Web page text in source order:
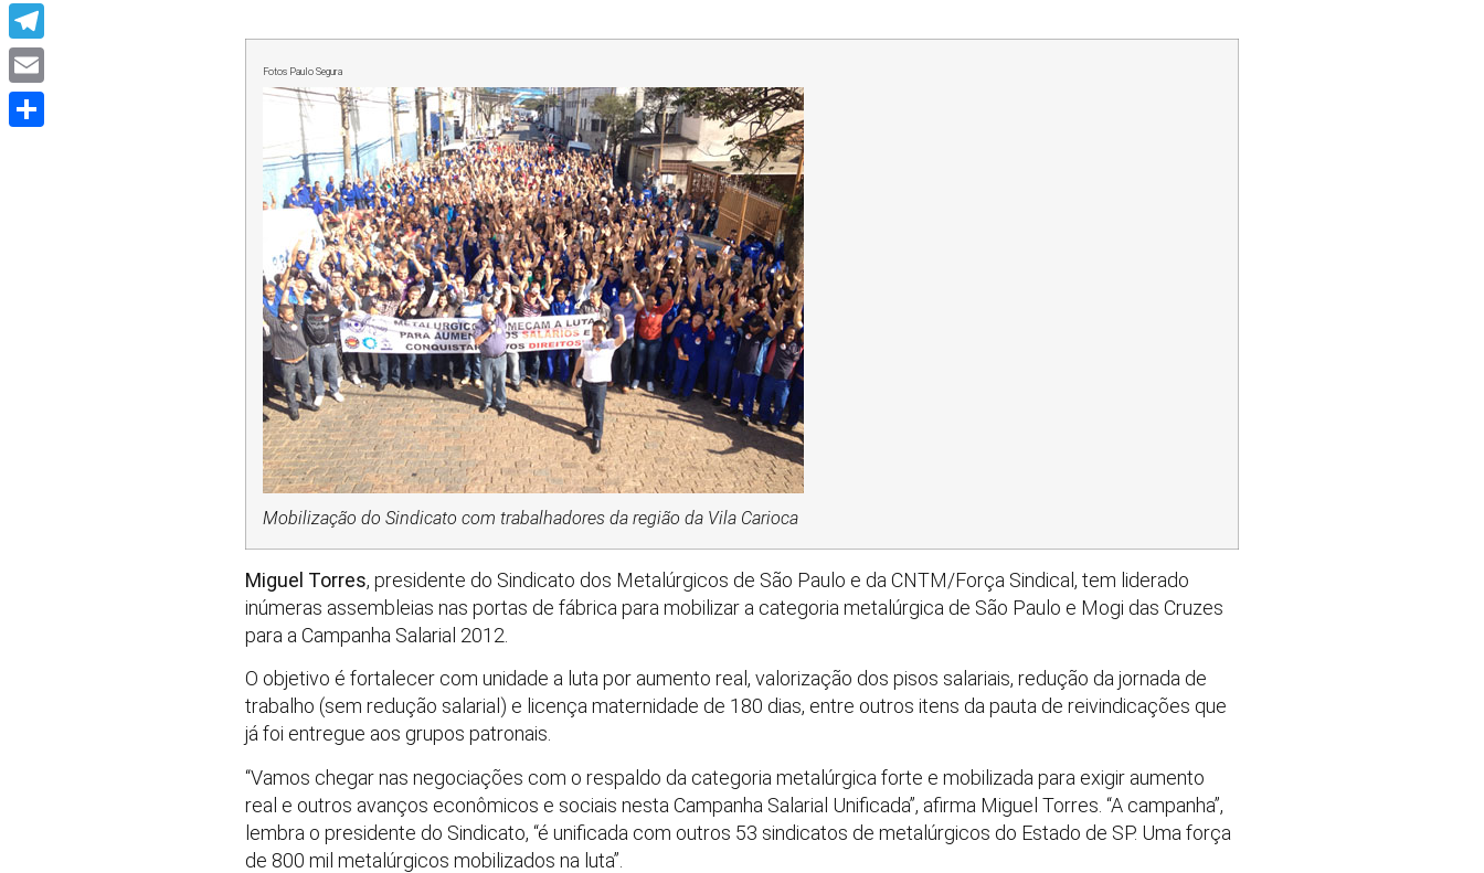
Fotos Paulo Segura
Mobilização do Sindicato com trabalhadores da região da Vila Carioca
Miguel Torres, presidente do Sindicato dos Metalúrgicos de São Paulo e da CNTM/Força Sindical, tem liderado
inúmeras assembleias nas portas de fábrica para mobilizar a categoria metalúrgica de São Paulo e Mogi das Cruzes
para a Campanha Salarial 2012.
O objetivo é fortalecer com unidade a luta por aumento real, valorização dos pisos salariais, redução da jornada de
trabalho (sem redução salarial) e licença maternidade de 180 dias, entre outros itens da pauta de reivindicações que
já foi entregue aos grupos patronais.
“Vamos chegar nas negociações com o respaldo da categoria metalúrgica forte e mobilizada para exigir aumento
real e outros avanços econômicos e sociais nesta Campanha Salarial Unificada”, afirma Miguel Torres. “A campanha”,
lembra o presidente do Sindicato, “é unificada com outros 53 sindicatos de metalúrgicos do Estado de SP. Uma força
de 800 mil metalúrgicos mobilizados na luta”.
WhatsApp
Telegram
Email